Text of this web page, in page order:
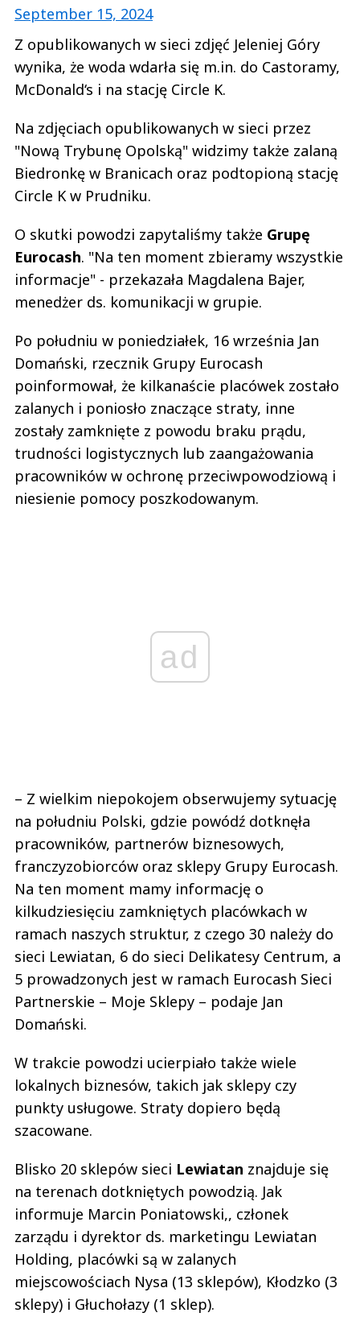
September 15, 2024
Z opublikowanych w sieci zdjęć Jeleniej Góry
wynika, że woda wdarła się m.in. do Castoramy,
McDonald‘s i na stację Circle K.
Na zdjęciach opublikowanych w sieci przez
"Nową Trybunę Opolską" widzimy także zalaną
Biedronkę w Branicach oraz podtopioną stację
Circle K w Prudniku.
O skutki powodzi zapytaliśmy także Grupę
Eurocash. "Na ten moment zbieramy wszystkie
informacje" - przekazała Magdalena Bajer,
menedżer ds. komunikacji w grupie.
Po południu w poniedziałek, 16 września Jan
Domański, rzecznik Grupy Eurocash
poinformował, że kilkanaście placówek zostało
zalanych i poniosło znaczące straty, inne
zostały zamknięte z powodu braku prądu,
trudności logistycznych lub zaangażowania
pracowników w ochronę przeciwpowodziową i
niesienie pomocy poszkodowanym.
ad
– Z wielkim niepokojem obserwujemy sytuację
na południu Polski, gdzie powódź dotknęła
pracowników, partnerów biznesowych,
franczyzobiorców oraz sklepy Grupy Eurocash.
Na ten moment mamy informację o
kilkudziesięciu zamkniętych placówkach w
ramach naszych struktur, z czego 30 należy do
sieci Lewiatan, 6 do sieci Delikatesy Centrum, a
5 prowadzonych jest w ramach Eurocash Sieci
Partnerskie – Moje Sklepy – podaje Jan
Domański.
W trakcie powodzi ucierpiało także wiele
lokalnych biznesów, takich jak sklepy czy
punkty usługowe. Straty dopiero będą
szacowane.
Blisko 20 sklepów sieci Lewiatan znajduje się
na terenach dotkniętych powodzią. Jak
informuje Marcin Poniatowski,, członek
zarządu i dyrektor ds. marketingu Lewiatan
Holding, placówki są w zalanych
miejscowościach Nysa (13 sklepów), Kłodzko (3
sklepy) i Głuchołazy (1 sklep).